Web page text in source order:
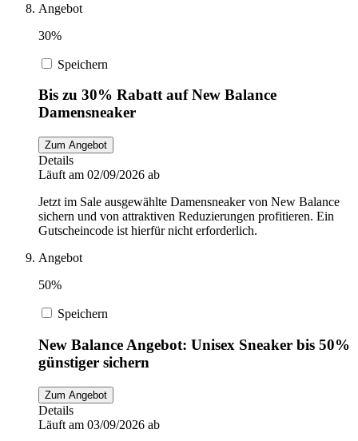
Angebot
30%
Speichern
Bis zu 30% Rabatt auf New Balance
Damensneaker
Zum Angebot
Details
Läuft am 02/09/2026 ab
Jetzt im Sale ausgewählte Damensneaker von New Balance
sichern und von attraktiven Reduzierungen profitieren. Ein
Gutscheincode ist hierfür nicht erforderlich.
Angebot
50%
Speichern
New Balance Angebot: Unisex Sneaker bis 50%
günstiger sichern
Zum Angebot
Details
Läuft am 03/09/2026 ab